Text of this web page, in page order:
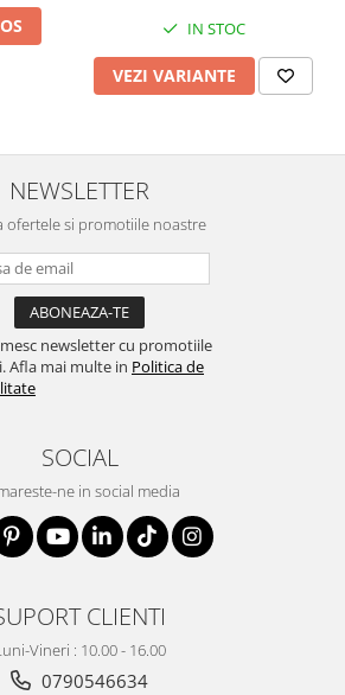
IN STOC
VEZI VARIANTE
NEWSLETTER
ofertele si promotiile noastre
newsletter cu promotiile
Afla mai multe in Politica de
SOCIAL
ne in social media
CLIENTI
Vineri : 10.00 - 16.00
0790546634